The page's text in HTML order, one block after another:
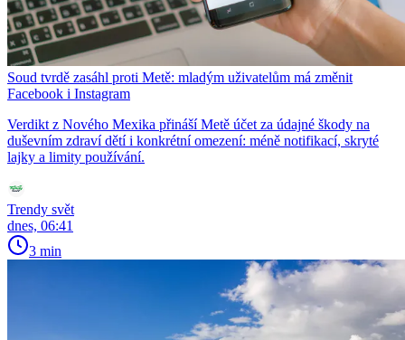
Soud tvrdě zasáhl proti Metě: mladým uživatelům má změnit
Facebook i Instagram
Verdikt z Nového Mexika přináší Metě účet za údajné škody na
duševním zdraví dětí i konkrétní omezení: méně notifikací, skryté
lajky a limity používání.
Trendy svět
dnes, 06:41
3 min